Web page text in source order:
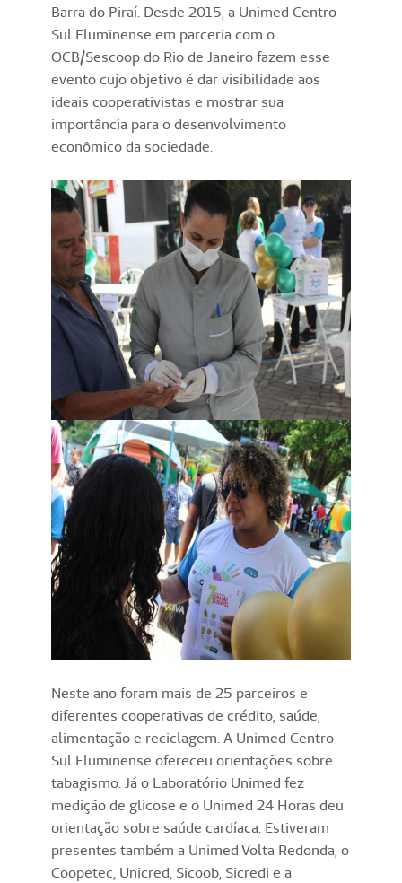
Barra do Piraí. Desde 2015, a Unimed Centro
Sul Fluminense em parceria com o
OCB/Sescoop do Rio de Janeiro fazem esse
evento cujo objetivo é dar visibilidade aos
ideais cooperativistas e mostrar sua
importância para o desenvolvimento
econômico da sociedade.
Neste ano foram mais de 25 parceiros e
diferentes cooperativas de crédito, saúde,
alimentação e reciclagem. A Unimed Centro
Sul Fluminense ofereceu orientações sobre
tabagismo. Já o Laboratório Unimed fez
medição de glicose e o Unimed 24 Horas deu
orientação sobre saúde cardíaca. Estiveram
presentes também a Unimed Volta Redonda, o
Coopetec, Unicred, Sicoob, Sicredi e a